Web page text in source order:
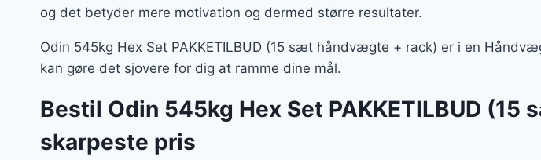
og det betyder mere motivation og dermed større resultater.
Odin 545kg Hex Set PAKKETILBUD (15 sæt håndvægte + rack) er i en
kan gøre det sjovere for dig at ramme dine mål.
Bestil Odin 545kg Hex Set PAKKETILBUD
skarpeste pris